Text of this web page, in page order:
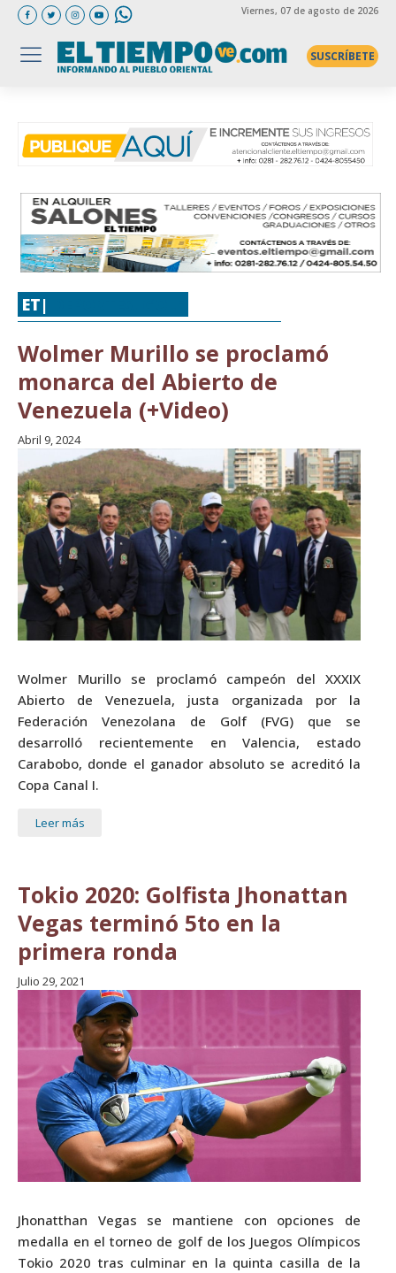
Viernes, 07 de agosto de 2026
SUSCRÍBETE
ET|
Wolmer Murillo se proclamó
monarca del Abierto de
Venezuela (+Video)
Abril 9, 2024
Wolmer Murillo se proclamó campeón del XXXIX
Abierto de Venezuela, justa organizada por la
Federación Venezolana de Golf (FVG) que se
desarrolló recientemente en Valencia, estado
Carabobo, donde el ganador absoluto se acreditó la
Copa Canal I.
Leer más
Tokio 2020: Golfista Jhonattan
Vegas terminó 5to en la
primera ronda
Julio 29, 2021
Jhonatthan Vegas se mantiene con opciones de
medalla en el torneo de golf de los Juegos Olímpicos
Tokio 2020 tras culminar en la quinta casilla de la